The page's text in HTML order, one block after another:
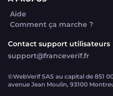
Aide
Comment ça marche ?
Contact support utilisateurs
support@franceverif.fr
©WebVerif SAS au capital de 851
avenue Jean Moulin, 93100